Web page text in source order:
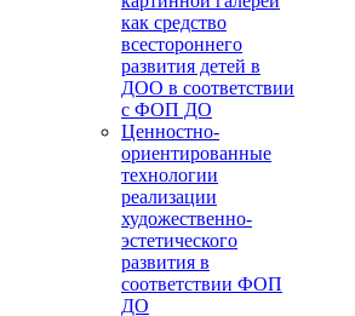
как средство
всестороннего
развития детей в
ДОО в соответствии
с ФОП ДО
Ценностно-
ориентированные
технологии
реализации
художественно-
эстетического
развития в
соответствии ФОП
ДО